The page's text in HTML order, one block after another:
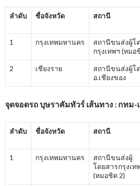
ลำดับ ชื่อจังหวัด สถานี
1 กรุงเทพมหานคร
สถานีขนส่งผู้โ
กรุงเทพฯ (หมอ
2 เชียงราย
สถานีขนส่งผู้โ
อ.เชียงของ
จุดจอดรถ บุษราคัมทัวร์ เส้นทาง : กทม-
ลำดับ ชื่อจังหวัด สถานี
1 กรุงเทพมหานคร
สถานีขนส่งผู้
โดยสารกรุงเท
(หมอชิต 2)